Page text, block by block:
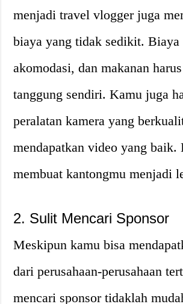
menjadi travel vlogger juga
biaya yang tidak sedikit. Biaya
akomodasi, dan makanan
tanggung sendiri. Kamu juga
peralatan kamera yang
mendapatkan video yang
membuat kantongmu menjadi
2. Sulit Mencari Sponsor
Meskipun kamu bisa
dari perusahaan-perusahaan
mencari sponsor tidaklah